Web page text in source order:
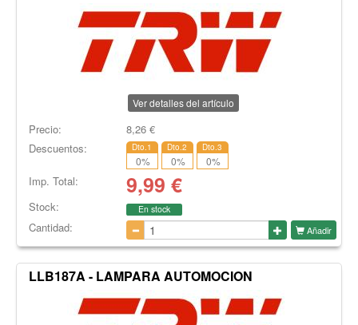
Ver detalles del artículo
Precio: 8,26€
Descuentos:
Dto.1
0%
Dto.2
0%
Dto.3
0%
Imp. Total: 9,99 €
Stock: En stock
Cantidad: Añadir
LLB187A - LAMPARA AUTOMOCION